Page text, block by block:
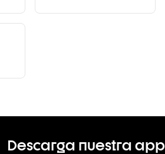
Descarga nuestra app